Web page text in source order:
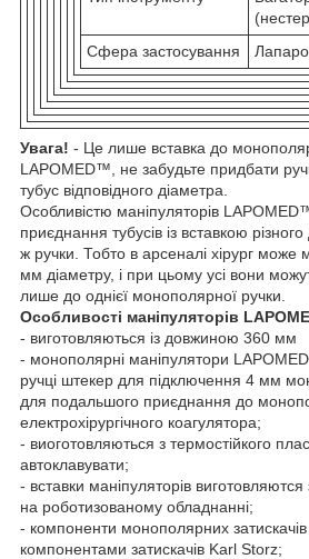
Сфера застосування
Увага! - Це лише вставка до
LAPOMED™, не забудьте придбати
тубус відповідного діаметра.
Особливістю маніпуляторів
приєднання тубусів із вставкою різного
ж ручки. Тобто в арсеналі хірург може
мм діаметру, і при цьому усі вони
лише до однієї монополярної ручки.
Особливості маніпуляторів
- виготовляються із довжиною 360 мм
- монополярні маніпулятори
ручці штекер для підключення 4 мм
для подальшого приєднання до
електрохірургічного коагулятора;
- виоготовляються з термостійкого
автоклавувати;
- вставки маніпуляторів виготовляются
на роботизованому обладнанні;
- компоненти монополярних затискачів
компонентами затискачів Karl Storz;